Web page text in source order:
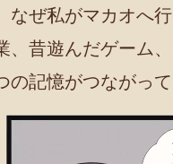
なぜ私がマカオへ
、昔遊んだゲーム
の記憶がつながっ